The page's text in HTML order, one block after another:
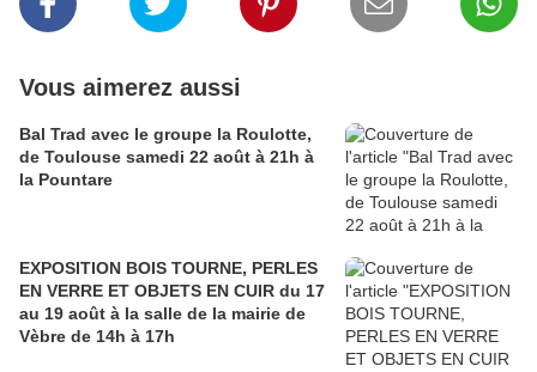
Vous aimerez aussi
Bal Trad avec le groupe la Roulotte,
de Toulouse samedi 22 août à 21h à
la Pountare
EXPOSITION BOIS TOURNE, PERLES
EN VERRE ET OBJETS EN CUIR du 17
au 19 août à la salle de la mairie de
Vèbre de 14h à 17h